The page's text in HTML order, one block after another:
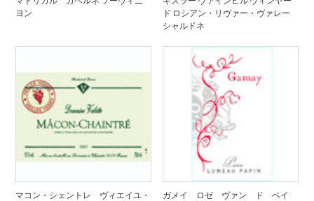
ヨン
ド ロシアン・リヴァー・ヴァレー
シャルドネ
マコン・シェントレ ヴィエイユ・
ガメイ ロゼ ヴァン ド ペイ